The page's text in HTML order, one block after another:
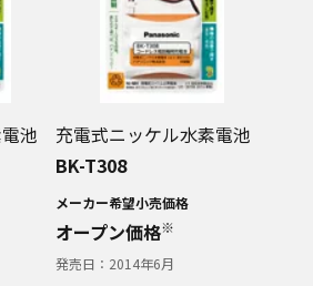
池
充電式ニッケル水素電池
BK-T308
メーカー希望小売価格
オープン価格※
発売日： 2014年6月